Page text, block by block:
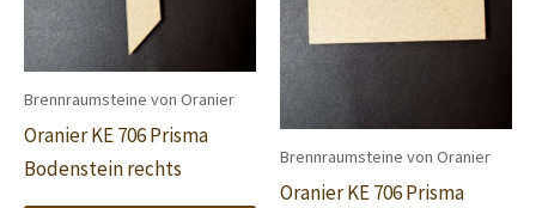
Brennraumsteine von Oranier
Oranier KE 706 Prisma
Bodenstein rechts
Brennraumsteine von Oranier
Oranier KE 706 Prisma